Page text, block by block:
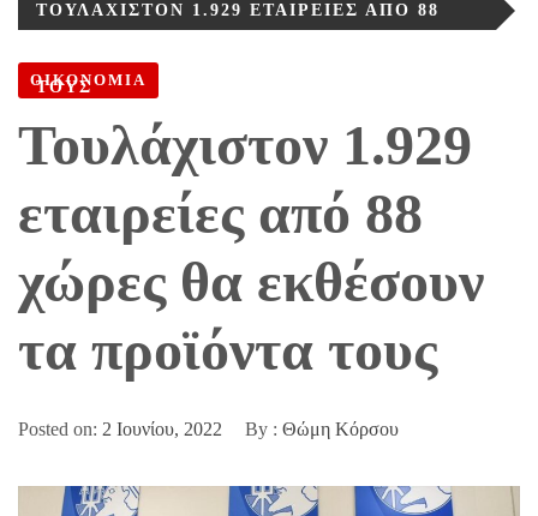
ΤΟΥΛΆΧΙΣΤΟΝ 1.929 ΕΤΑΙΡΕΊΕΣ ΑΠΌ 88
ΤΟΥΣ
ΟΙΚΟΝΟΜΙΑ
Τουλάχιστον 1.929
εταιρείες από 88
χώρες θα εκθέσουν
τα προϊόντα τους
Posted on: 2 Ιουνίου, 2022 By : Θώμη Κόρσου